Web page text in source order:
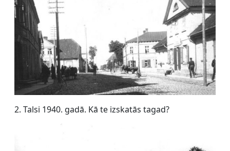
2. Talsi 1940. gadā. Kā te izskatās tagad?